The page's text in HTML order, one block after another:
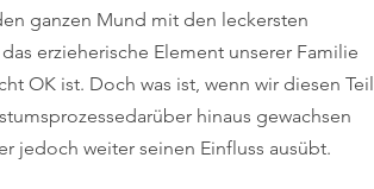
ganzen Mund mit den leckersten
erzieherische Element unserer Familie
OK ist. Doch was ist, wenn wir diesen Teil
hinaus gewachsen
jedoch weiter seinen Einfluss ausübt.